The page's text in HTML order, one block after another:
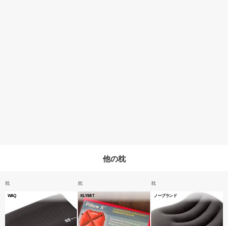
他の枕
枕
WAQ
枕
KLYMIT
枕
ノーブランド